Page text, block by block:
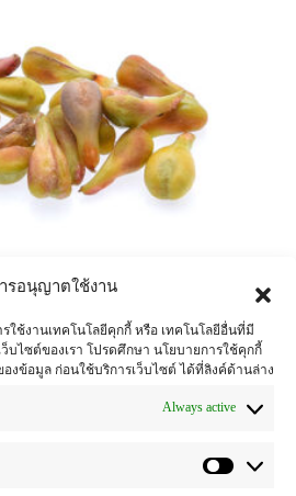
รอนุญาตใช้งาน
ใช้งานเทคโนโลยีคุกกี้ หรือ เทคโนโลยีอื่นที่มี
บไซต์ของเรา โปรดศึกษา นโยบายการใช้คุกกี้
งข้อมูล ก่อนใช้บริการเว็บไซต์ ได้ที่ลิงค์ด้านล่าง
Always active
c ,antioxidant c,
cosmetic